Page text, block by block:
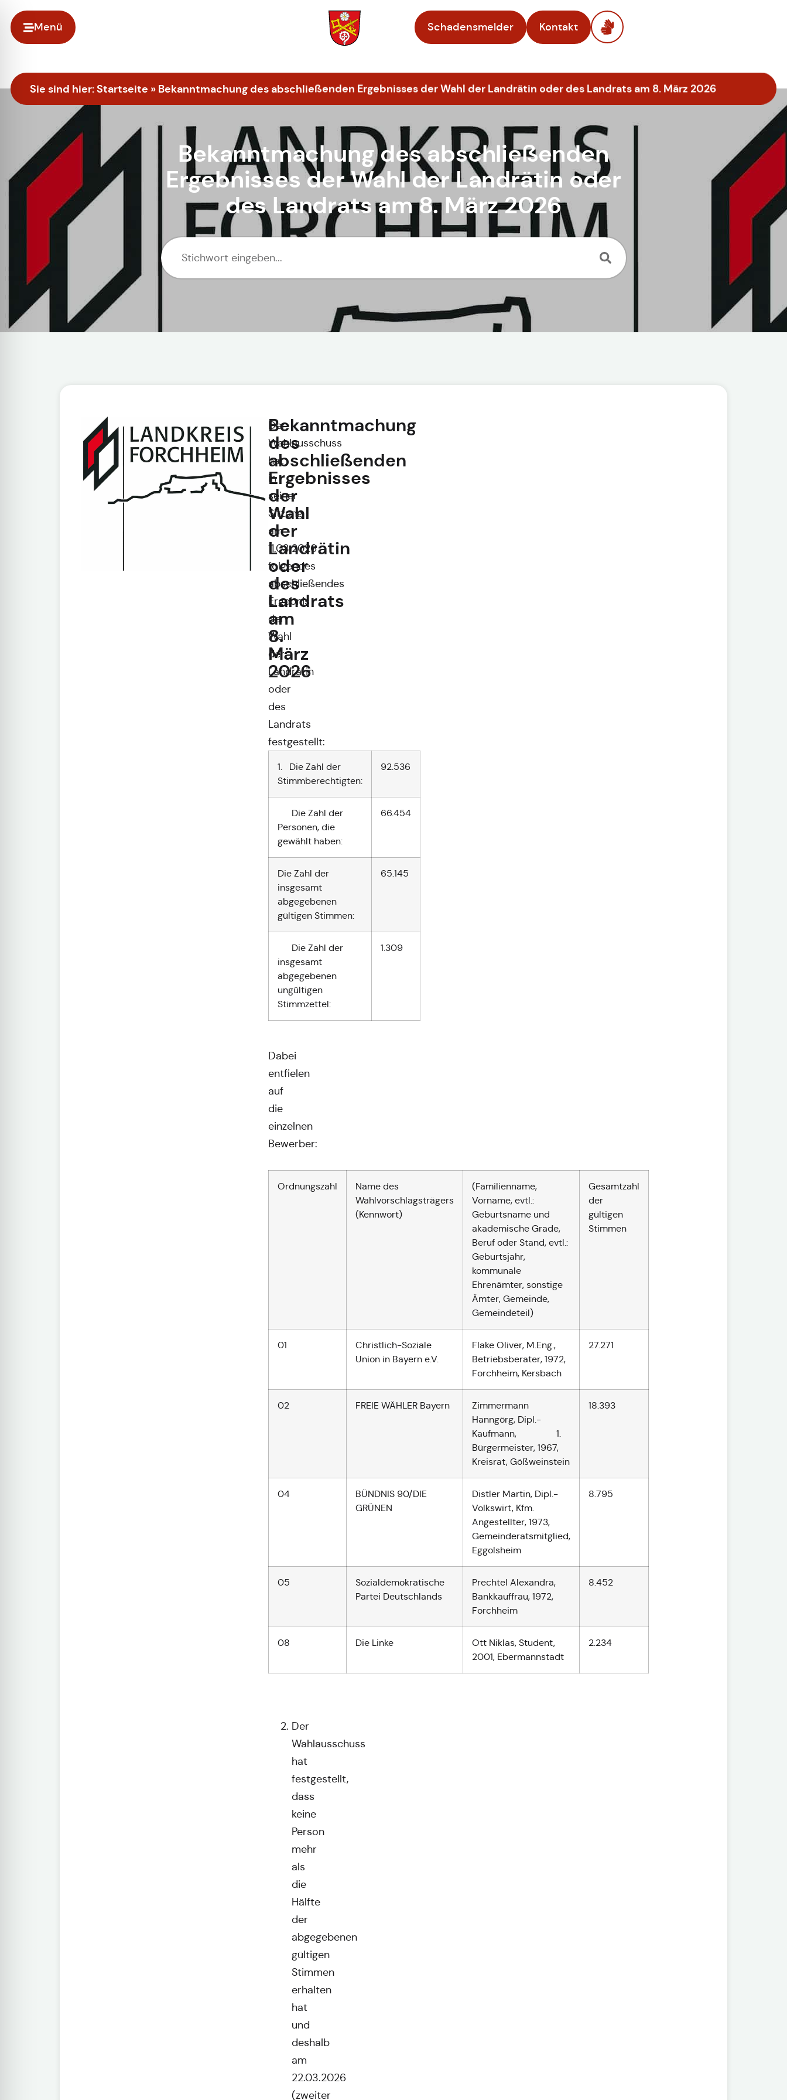
Menü Schadensmelder Kontakt
Sie sind hier:Startseite » Bekanntmachung des abschließenden Ergebnisses der Wahl der Landrätin oder des Landrats am 8. März 2026
Bekanntmachung des abschließenden
Ergebnisses der Wahl der Landrätin oder
des Landrats am 8. März 2026
Bekanntmachung
des
abschließenden
Ergebnisses
der
Wahl
der
Landrätin
oder
des
Landrats
am
8.
März
2026
Der
Wahlausschuss
hat
in
seiner
Sitzung
am
11.03.2026
folgendes
abschließendes
Ergebnis
der
Wahl
der
Landrätin
oder
des
Landrats
festgestellt:
1. Die Zahl der
Stimmberechtigten:
92.536
Die Zahl der
Personen, die
gewählt haben:
66.454
Die Zahl der
insgesamt
abgegebenen
gültigen Stimmen:
65.145
Die Zahl der
insgesamt
abgegebenen
ungültigen
Stimmzettel:
1.309
Dabei
entfielen
auf
die
einzelnen
Bewerber:
Ordnungszahl
Name des
Wahlvorschlagsträgers
(Kennwort)
(Familienname,
Vorname, evtl.:
Geburtsname und
akademische Grade,
Beruf oder Stand, evtl.:
Geburtsjahr,
kommunale
Ehrenämter, sonstige
Ämter, Gemeinde,
Gemeindeteil)
Gesamtzahl
der
gültigen
Stimmen
01
Christlich-Soziale
Union in Bayern e.V.
Flake Oliver, M.Eng.,
Betriebsberater, 1972,
Forchheim, Kersbach
27.271
02 FREIE WÄHLER Bayern
Zimmermann
Hanngörg, Dipl.-
Kaufmann, 1.
Bürgermeister, 1967,
Kreisrat, Gößweinstein
18.393
04
BÜNDNIS 90/DIE
GRÜNEN
Distler Martin, Dipl.-
Volkswirt, Kfm.
Angestellter, 1973,
Gemeinderatsmitglied,
Eggolsheim
8.795
05
Sozialdemokratische
Partei Deutschlands
Prechtel Alexandra,
Bankkauffrau, 1972,
Forchheim
8.452
08 Die Linke
Ott Niklas, Student,
2001, Ebermannstadt
2.234
Der
Wahlausschuss
hat
festgestellt,
dass
keine
Person
mehr
als
die
Hälfte
der
abgegebenen
gültigen
Stimmen
erhalten
hat
und
deshalb
am
22.03.2026
(zweiter